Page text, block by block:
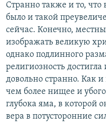
Странно также и то,
было и такой
сейчас. Конечно,
изображать великую
однако подлинного
религиозность
довольно странно. Как
чем более нищее и
глубока яма, в которой
вера в потусторонние